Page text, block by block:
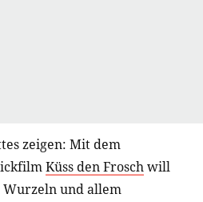
zeigen: Mit dem
Küss den Froschwill
Wurzeln und allem